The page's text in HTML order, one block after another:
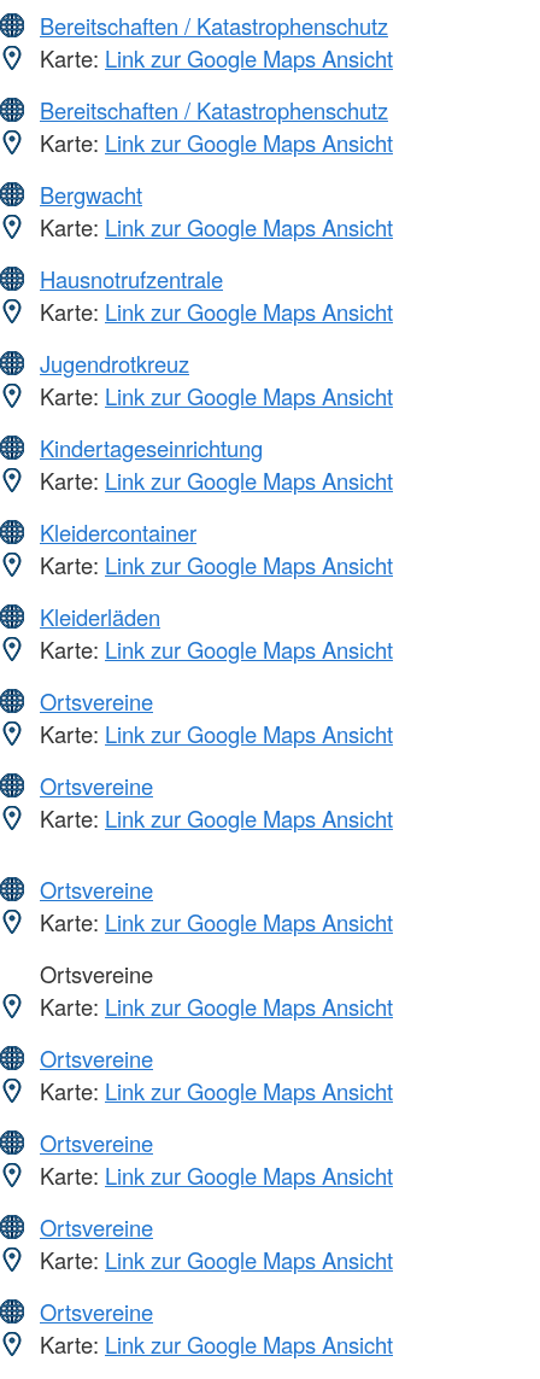
Bereitschaften / Katastrophenschutz
Karte: Link zur Google Maps Ansicht
Bereitschaften / Katastrophenschutz
Karte: Link zur Google Maps Ansicht
Bergwacht
Karte: Link zur Google Maps Ansicht
Hausnotrufzentrale
Karte: Link zur Google Maps Ansicht
Jugendrotkreuz
Karte: Link zur Google Maps Ansicht
Kindertageseinrichtung
Karte: Link zur Google Maps Ansicht
Kleidercontainer
Karte: Link zur Google Maps Ansicht
Kleiderläden
Karte: Link zur Google Maps Ansicht
Ortsvereine
Karte: Link zur Google Maps Ansicht
Ortsvereine
Karte: Link zur Google Maps Ansicht
Ortsvereine
Karte: Link zur Google Maps Ansicht
Ortsvereine
Karte: Link zur Google Maps Ansicht
Ortsvereine
Karte: Link zur Google Maps Ansicht
Ortsvereine
Karte: Link zur Google Maps Ansicht
Ortsvereine
Karte: Link zur Google Maps Ansicht
Ortsvereine
Karte: Link zur Google Maps Ansicht